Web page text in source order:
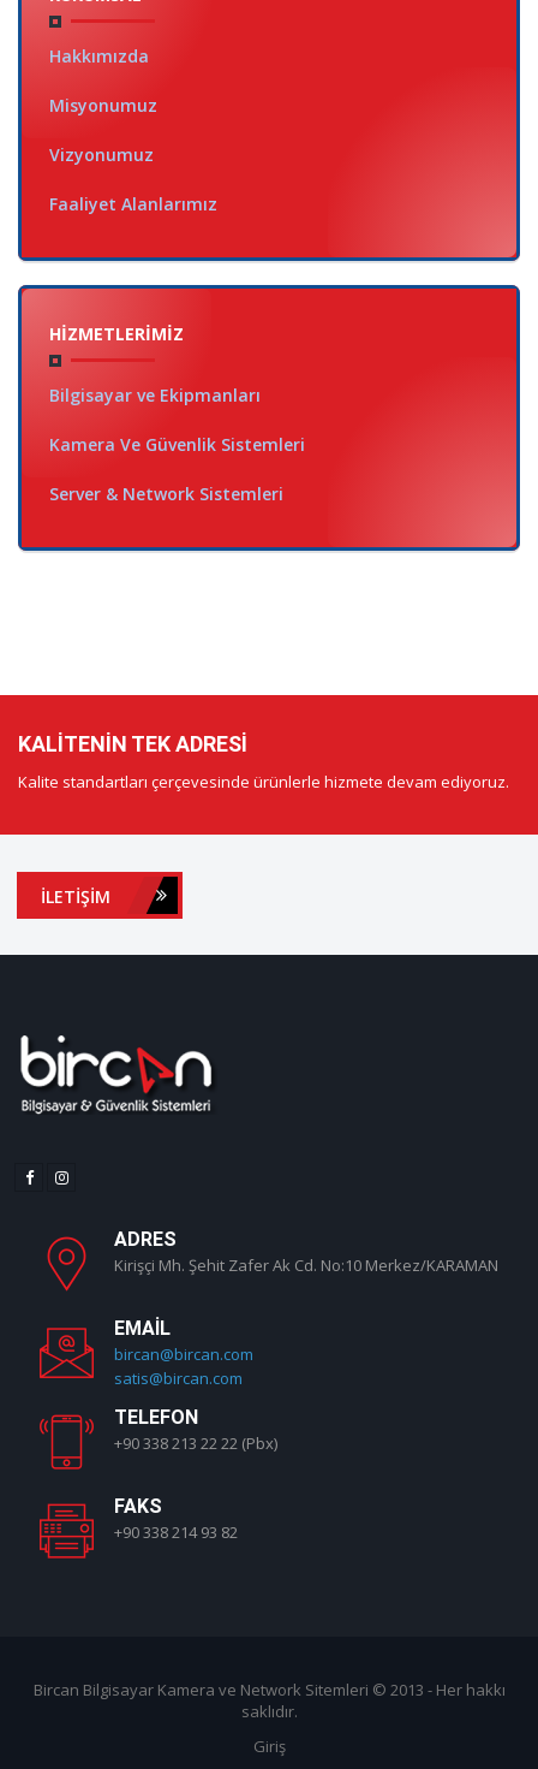
Hakkımızda
Misyonumuz
Vizyonumuz
Faaliyet Alanlarımız
HIZMETLERIMIZ
Bilgisayar ve Ekipmanları
Kamera Ve Güvenlik Sistemleri
Server & Network Sistemleri
KALITENIN TEK ADRESI
Kalite standartları çerçevesinde ürünlerle hizmete devam ediyoruz.
İLETIŞIM
ADRES
Kirişçi Mh. Şehit Zafer Ak Cd. No:10 Merkez/KARAMAN
EMAIL
bircan@bircan.com
satis@bircan.com
TELEFON
+90 338 213 22 22 (Pbx)
FAKS
+90 338 214 93 82
Bircan Bilgisayar Kamera ve Network Sitemleri © 2013 - Her hakkı
saklıdır.
Giriş